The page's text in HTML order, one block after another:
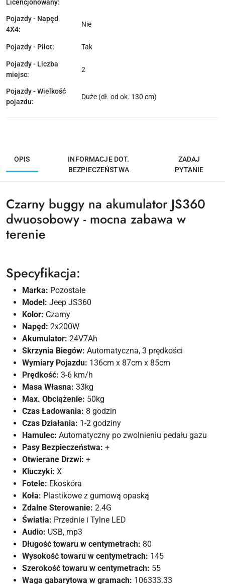
Licencjonowany:
Pojazdy - Napęd
4X4:
Nie
Pojazdy - Pilot: Tak
Pojazdy - Liczba
miejsc:
2
Pojazdy - Wielkość
pojazdu:
Duże (dł. od ok. 130 cm)
OPIS
INFORMACJE DOT.
BEZPIECZEŃSTWA
ZADAJ
PYTANIE
Czarny buggy na akumulator JS360
dwuosobowy - mocna zabawa w
terenie
Specyfikacja:
Marka: Pozostałe
Model: Jeep JS360
Kolor: Czarny
Napęd: 2x200W
Akumulator: 24V7Ah
Skrzynia Biegów: Automatyczna, 3 prędkości
Wymiary Pojazdu: 136cm x 87cm x 85cm
Prędkość: 3-6 km/h
Masa Własna: 33kg
Max. Obciążenie: 50kg
Czas Ładowania: 8 godzin
Czas Działania: 1-2 godziny
Hamulec: Automatyczny po zwolnieniu pedału gazu
Pasy Bezpieczeństwa: +
Otwierane Drzwi: +
Kluczyki: X
Fotele: Ekoskóra
Koła: Plastikowe z gumową opaską
Zdalne Sterowanie: 2.4G
Światła: Przednie i Tylne LED
Audio: USB, mp3
Długość towaru w centymetrach: 80
Wysokość towaru w centymetrach: 145
Szerokość towaru w centymetrach: 55
Waga gabarytowa w gramach: 106333.33